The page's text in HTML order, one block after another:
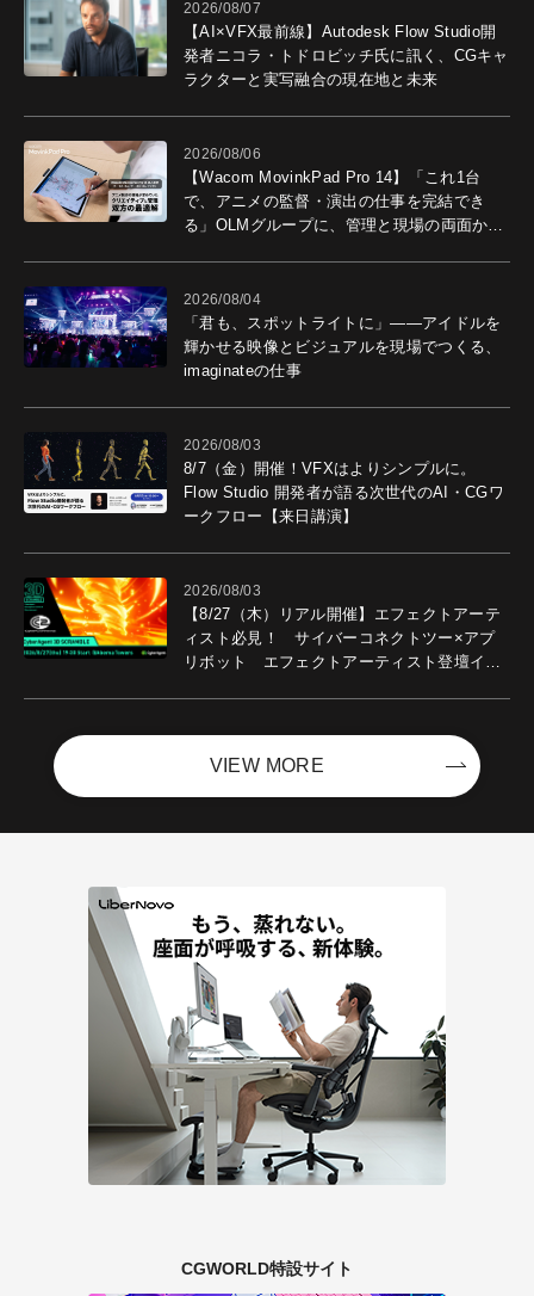
2026/08/07
【AI×VFX最前線】Autodesk Flow Studio開
発者ニコラ・トドロビッチ氏に訊く、CGキャ
ラクターと実写融合の現在地と未来
2026/08/06
【Wacom MovinkPad Pro 14】「これ1台
で、アニメの監督・演出の仕事を完結でき
る」OLMグループに、管理と現場の両面から
2026/08/04
「君も、スポットライトに」――アイドルを
輝かせる映像とビジュアルを現場でつくる、
imaginateの仕事
2026/08/03
8/7（金）開催！VFXはよりシンプルに。
Flow Studio 開発者が語る次世代のAI・CGワ
ークフロー【来日講演】
2026/08/03
【8/27（木）リアル開催】エフェクトアーテ
ィスト必見！ サイバーコネクトツー×アプ
リボット エフェクトアーティスト登壇イベ
VIEW MORE
CGWORLD特設サイト